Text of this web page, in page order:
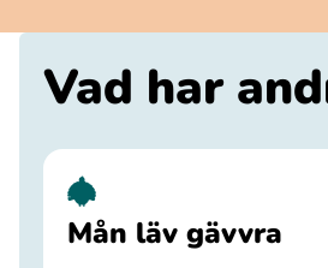
Vad har
Mån läv gävvra